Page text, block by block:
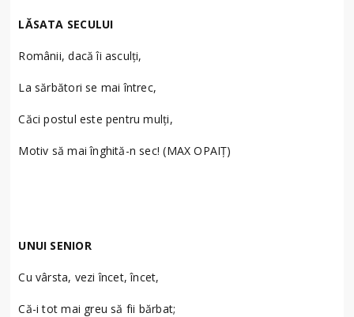
LĂSATA SECULUI
Românii, dacă îi asculți,
La sărbători se mai întrec,
Căci postul este pentru mulți,
Motiv să mai înghită-n sec! (MAX OPAIȚ)
UNUI SENIOR
Cu vârsta, vezi încet, încet,
Că-i tot mai greu să fii bărbat;